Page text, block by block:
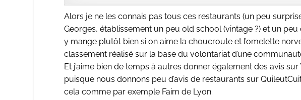
Alors je ne les connais pas tous ces restaurants (un peu
Georges, établissement un peu old school (vintage ?) et un
y mange plutôt bien si on aime la choucroute et l’omelette
classement réalisé sur la base du volontariat d’une
Et j’aime bien de temps à autres donner également des avis
puisque nous donnons peu d’avis de restaurants sur
cela comme par exemple Faim de Lyon.